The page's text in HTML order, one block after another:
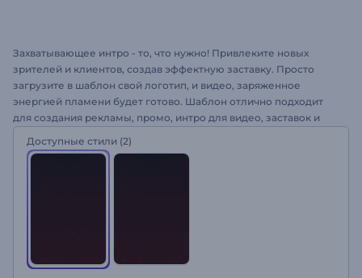
Захватывающее интро - то, что нужно! Привлеките новых
зрителей и клиентов, создав эффектную заставку. Просто
загрузите в шаблон свой логотип, и видео, заряженное
энергией пламени будет готово. Шаблон отлично подходит
для создания рекламы, промо, интро для видео, заставок и
Доступные стили (2)